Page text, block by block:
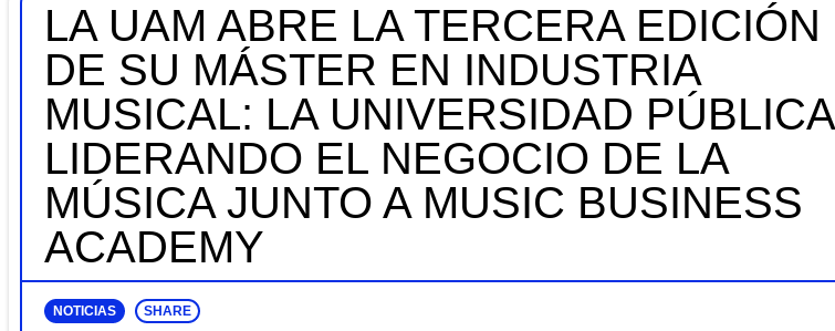
LA UAM ABRE LA TERCERA EDICIÓN
DE SU MÁSTER EN INDUSTRIA
MUSICAL: LA UNIVERSIDAD PÚBLICA
LIDERANDO EL NEGOCIO DE LA
MÚSICA JUNTO A MUSIC BUSINESS
ACADEMY
NOTICIAS SHARE